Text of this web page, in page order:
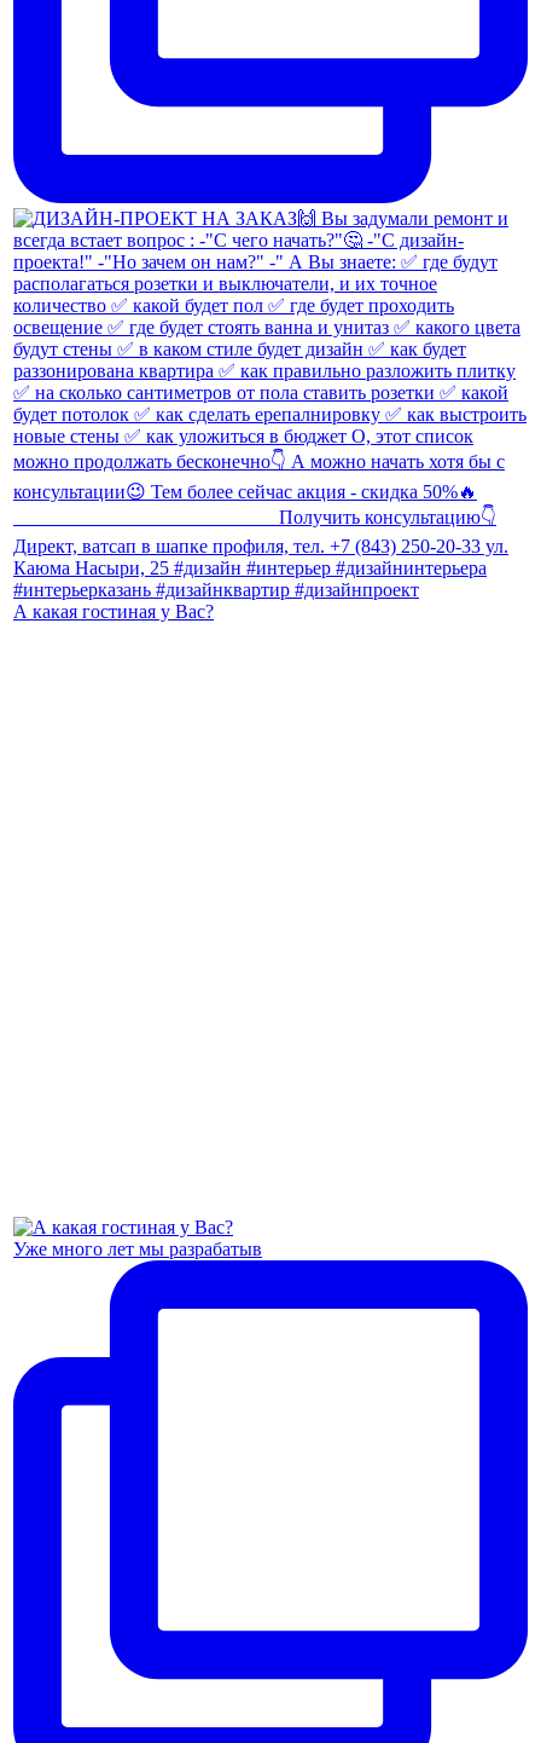
А какая гостиная у Вас?
Уже много лет мы разрабатыв